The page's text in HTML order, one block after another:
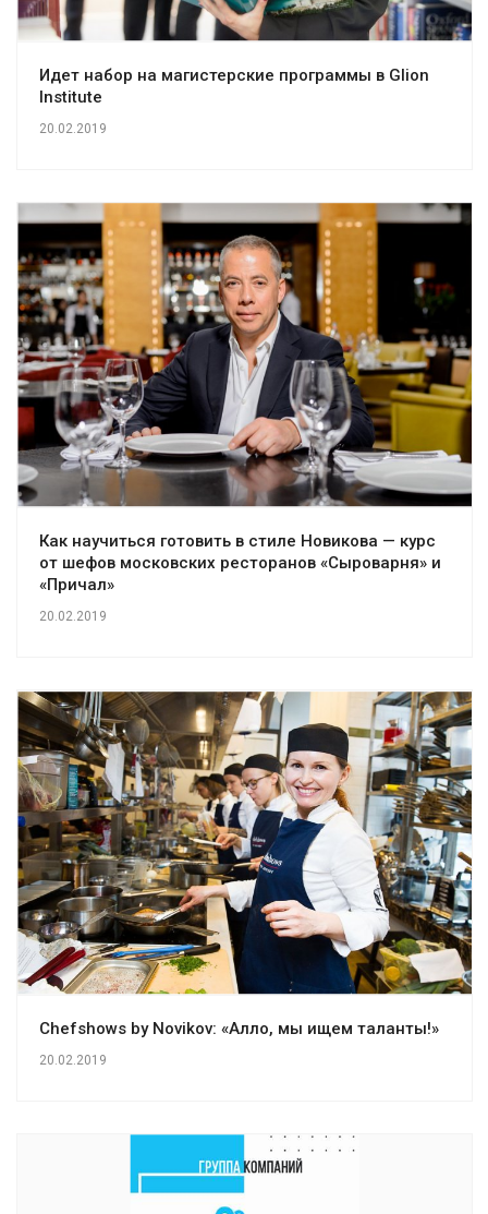
Идет набор на магистерские программы в Glion
Institute
20.02.2019
Как научиться готовить в стиле Новикова — курс
от шефов московских ресторанов «Сыроварня» и
«Причал»
20.02.2019
Chefshows by Novikov: «Алло, мы ищем таланты!»
20.02.2019